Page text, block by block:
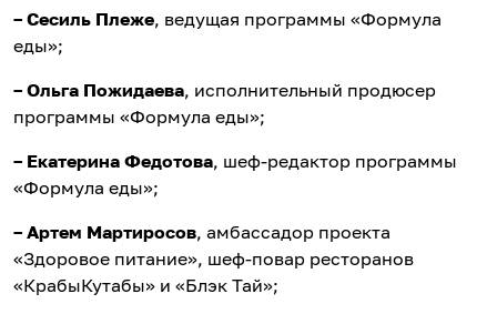
– Сесиль Плеже, ведущая программы «Формула
еды»;
– Ольга Пожидаева, исполнительный продюсер
программы «Формула еды»;
– Екатерина Федотова, шеф-редактор программы
«Формула еды»;
– Артем Мартиросов, амбассадор проекта
«Здоровое питание», шеф-повар ресторанов
«КрабыКутабы» и «Блэк Тай»;